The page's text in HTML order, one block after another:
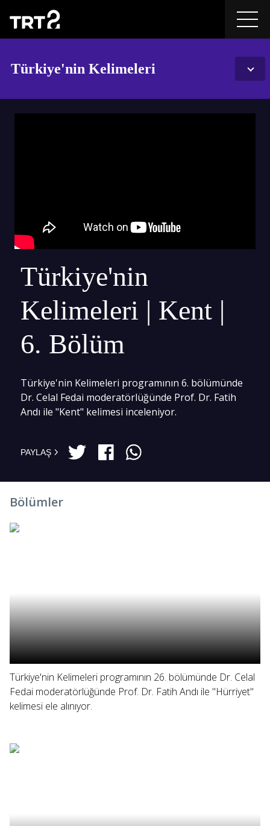
Türkiye'nin Kelimeleri
Türkiye'nin
Kelimeleri | Kent |
6. Bölüm
Türkiye'nin Kelimeleri programının 6. bölümünde
Dr. Celal Fedai moderatörlüğünde Prof. Dr. Fatih
Andı ile "Kent" kelimesi inceleniyor.
PAYLAŞ
Bölümler
Türkiye'nin Kelimeleri programının 26. bölümünde Dr. Celal
Fedai moderatörlüğünde Prof. Dr. Fatih Andı ile "Hürriyet"
kelimesi ele alınıyor.